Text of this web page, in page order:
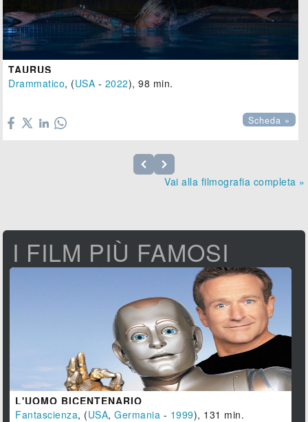
TAURUS
Drammatico, (USA - 2022), 98 min.
Scheda »
Vai alla filmografia completa »
I FILM PIÙ FAMOSI
L'UOMO BICENTENARIO
Fantascienza, (USA,Germania - 1999), 131 min.